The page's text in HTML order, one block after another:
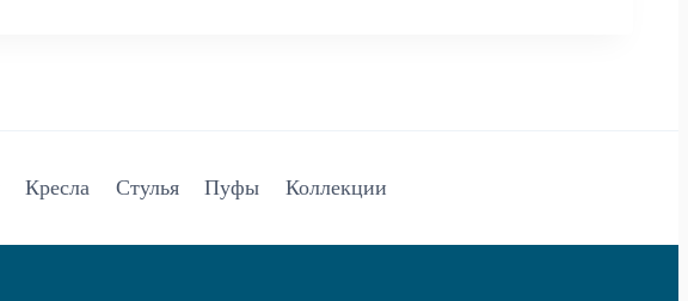
Кресла Стулья Пуфы Коллекции